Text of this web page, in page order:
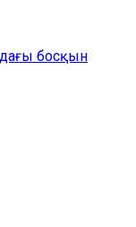
босқын